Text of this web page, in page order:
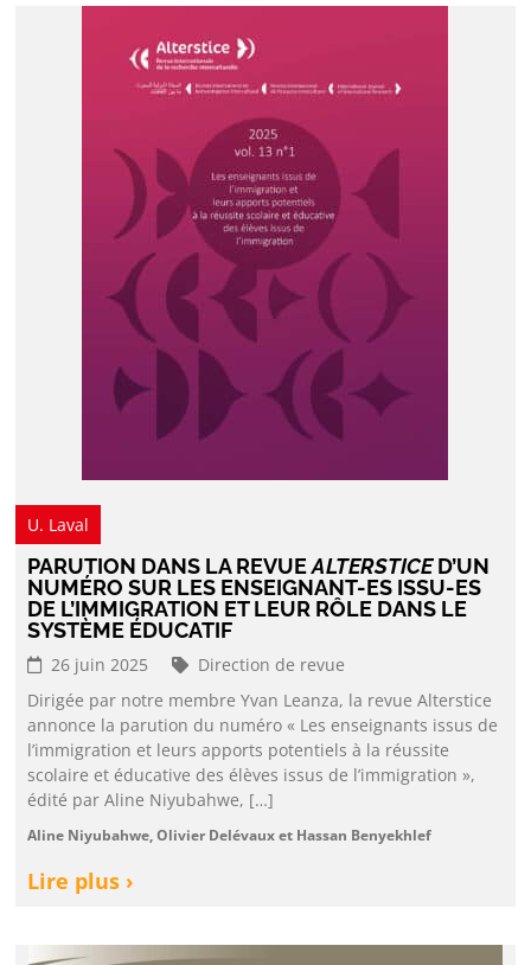
U. Laval
PARUTION DANS LA REVUEALTERSTICED’UN
NUMÉRO SUR LES ENSEIGNANT-ES ISSU-ES
DE L’IMMIGRATION ET LEUR RÔLE DANS LE
SYSTÈME ÉDUCATIF
26 juin 2025
Direction de revue
Dirigée par notre membre Yvan Leanza, la revue Alterstice
annonce la parution du numéro « Les enseignants issus de
l’immigration et leurs apports potentiels à la réussite
scolaire et éducative des élèves issus de l’immigration »,
édité par Aline Niyubahwe, […]
Aline Niyubahwe, Olivier Delévaux et Hassan Benyekhlef
Lire plus ›